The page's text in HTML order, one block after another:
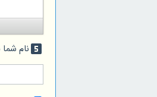
looks_5نام